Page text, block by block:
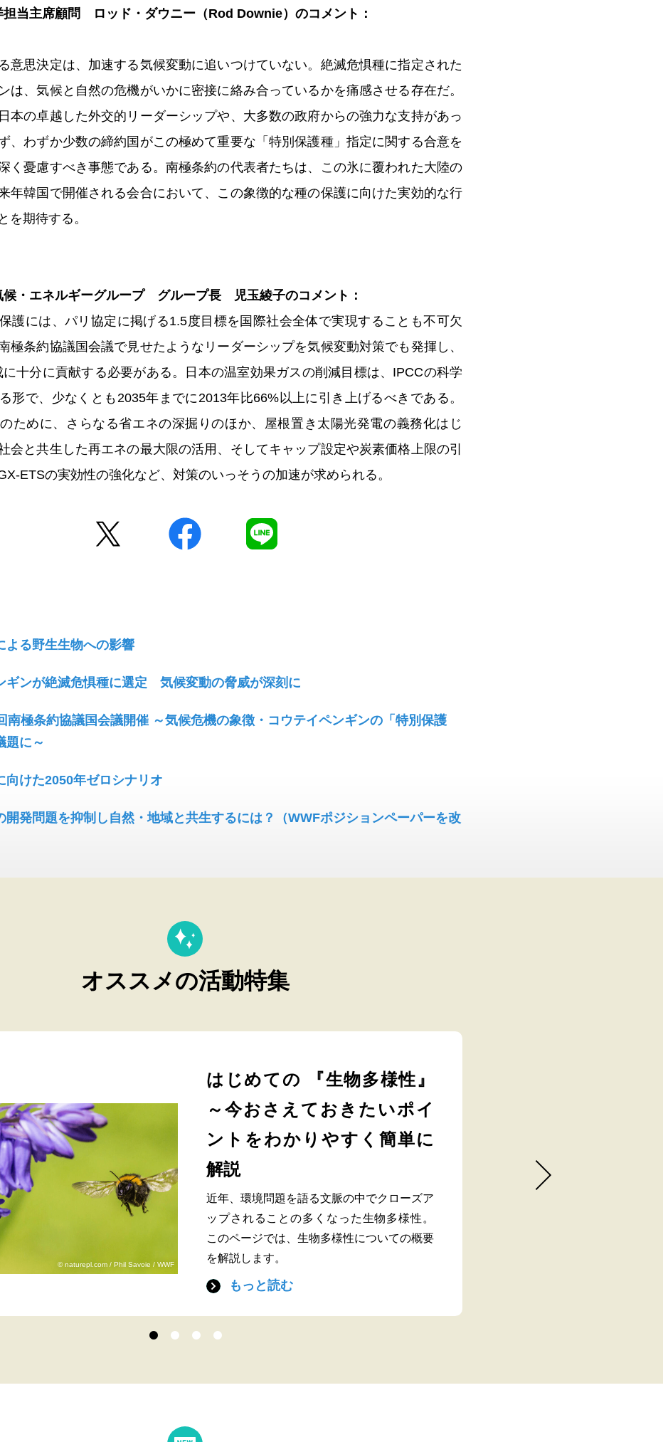
担当主席顧問 ロッド・ダウニー（Rod Downie）のコメント：
意思決定は、加速する気候変動に追いつけていない。絶滅危惧種に指定された
は、気候と自然の危機がいかに密接に絡み合っているかを痛感させる存在だ。
本の卓越した外交的リーダーシップや、大多数の政府からの強力な支持があっ
、わずか少数の締約国がこの極めて重要な「特別保護種」指定に関する合意を
く憂慮すべき事態である。南極条約の代表者たちは、この氷に覆われた大陸の
年韓国で開催される会合において、この象徴的な種の保護に向けた実効的な行
を期待する。
候・エネルギーグループ グループ長 児玉綾子のコメント：
護には、パリ協定に掲げる1.5度目標を国際社会全体で実現することも不可欠
極条約協議国会議で見せたようなリーダーシップを気候変動対策でも発揮し、
十分に貢献する必要がある。日本の温室効果ガスの削減目標は、IPCCの科学
形で、少なくとも2035年までに2013年比66%以上に引き上げるべきである。
ために、さらなる省エネの深掘りのほか、屋根置き太陽光発電の義務化はじ
会と共生した再エネの最大限の活用、そしてキャップ設定や炭素価格上限の引
ETSの実効性の強化など、対策のいっそうの加速が求められる。
facebook
よる野生生物への影響
ギンが絶滅危惧種に選定 気候変動の脅威が深刻に
南極条約協議国会議開催 ～気候危機の象徴・コウテイペンギンの「特別保護
題に～
向けた2050年ゼロシナリオ
開発問題を抑制し自然・地域と共生するには？（WWFポジションペーパーを改
オススメの活動特集
© naturepl.com / Phil Savoie / WWF
はじめての 『生物多様性』
～今おさえておきたいポイ
ントをわかりやすく簡単に
解説
近年、環境問題を語る文脈の中でクローズア
ップされることの多くなった生物多様性。
このページでは、生物多様性についての概要
を解説します。
もっと読む